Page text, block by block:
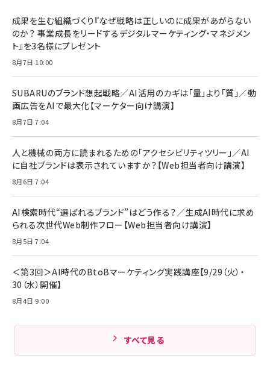
￥1,100
anan(アンアン)2026/07/08号 No.2502[2026
￥880
ママ投資家が育休中に１億貯めた株式投資
組織の成果を最大化する ルールのデザイン
￥1,980
Amazonランキングをもっと見る
すい ガイド枠付き いPhone17 (6.3インチ) 対応
2枚セット DSP25F1698
￥1,599
￥6,980
全ワイヤレスイヤホン/アクティブノイズキャンセリ
技術基準適合】ブラック
￥5,990
ケーブル Anker絡まないケーブル 240W 結束バン
ド付き USB PD対応 シリコン素材採用 iPhone
17 / 16 / 15 / Galaxy iPad Pro MacBook
Pro/Air 各種対応 (1.8m ミッドナイトブラック)
￥1,890
￥5,000
Anker PowerLine III Flow USB-C & USB-C
Pro/Air 各種対応 (1.8m ミッドナイトブラック)
￥1,890
サッポロ 生ビール 黒ラベル 350ml 缶 24本 ビー
ル ケース買い【6/30応募〆切! 黒ラベルビヤセラー
￥4,857
成果を生む組織づくり『なぜ戦略は正しいのに成果があがらない
のか？ 事業成長をリードするデジタルマーケティング・マネジメン
ト』を3名様にプレゼント
8月7日 10:00
SUBARUのブランド想起戦略／AI活用のカギは「量」より「質」／動
画広告をAIで最大化【マーケター向け講演】
8月7日 7:04
人と機械の両方に読まれるための「アクセシビリティツリー」／AI
に自社ブランドは表示されていますか？【Web担当者向け講演】
8月6日 7:04
AI検索時代“選ばれるブランド”はどう作る？／生成AI時代に求め
られる次世代Web制作フロー【Web担当者向け講演】
8月5日 7:04
＜第3回＞AI時代のBtoBマーケティング実践講座【9/29（火）・
30（水）開催】
8月4日 9:00
すべて見る